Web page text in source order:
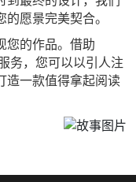
愿景完美契合。
您的作品。借助
务，您可以以引人注
造一款值得拿起阅读